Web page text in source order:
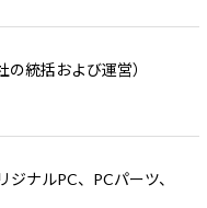
統括および運営）
ナルPC、PCパーツ、